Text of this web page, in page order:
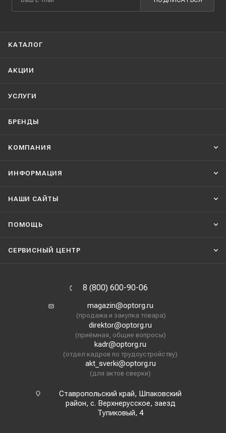
КАТАЛОГ
АКЦИИ
УСЛУГИ
БРЕНДЫ
КОМПАНИЯ
ИНФОРМАЦИЯ
НАШИ CАЙТЫ
ПОМОЩЬ
СЕРВИСНЫЙ ЦЕНТР
8 (800) 600-90-06
magazin@optorg.ru
(продажа и закупка товара)
direktor@optorg.ru
(приёмная, общие вопросы)
kadr@optorg.ru
(отдел кадров по трудоустройству)
akt_sverki@optorg.ru
(для актов сверки)
Ставропольский край, Шпаковский
район, с. Верхнерусское, заезд
Тупиковый, 4